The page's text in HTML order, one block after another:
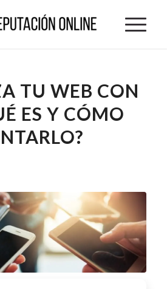
TU WEB CON
ES Y CÓMO